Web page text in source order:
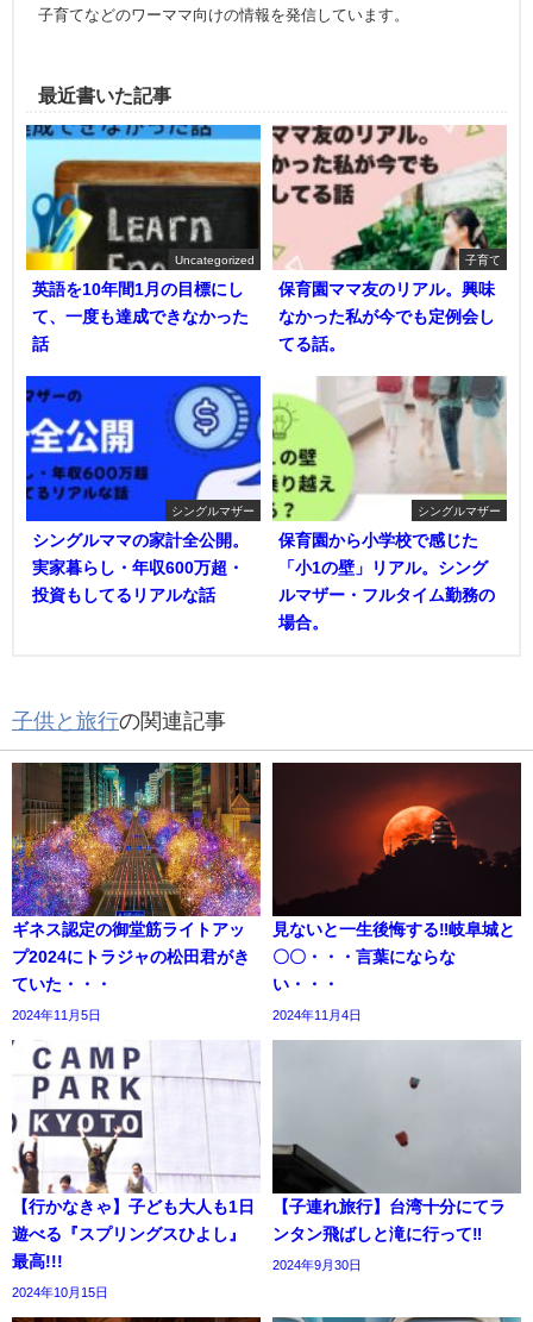
子育てなどのワーママ向けの情報を発信しています。
最近書いた記事
Uncategorized
英語を10年間1月の目標にし
て、一度も達成できなかった
話
子育て
保育園ママ友のリアル。興味
なかった私が今でも定例会し
てる話。
シングルマザー
シングルママの家計全公開。
実家暮らし・年収600万超・
投資もしてるリアルな話
シングルマザー
保育園から小学校で感じた
「小1の壁」リアル。シング
ルマザー・フルタイム勤務の
場合。
子供と旅行の関連記事
ギネス認定の御堂筋ライトアッ
プ2024にトラジャの松田君がき
ていた・・・
2024年11月5日
見ないと一生後悔する‼岐阜城と
〇〇・・・言葉にならな
い・・・
2024年11月4日
【行かなきゃ】子ども大人も1日
遊べる『スプリングスひよし』
最高!!!
2024年10月15日
【子連れ旅行】台湾十分にてラ
ンタン飛ばしと滝に行って‼
2024年9月30日